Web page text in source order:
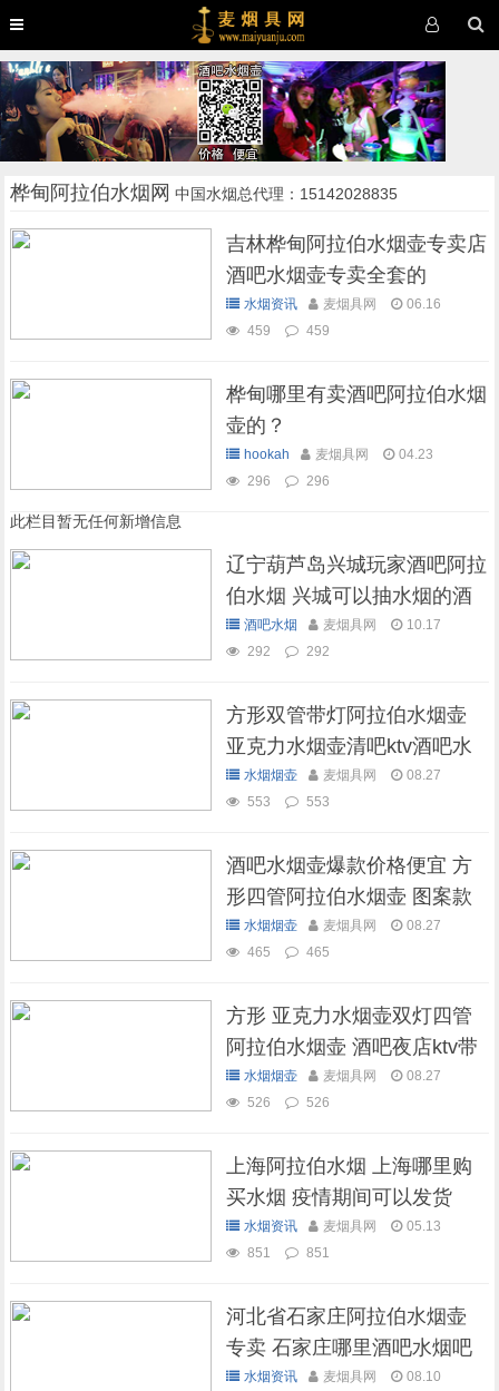
桦甸阿拉伯水烟网 中国水烟总代理：15142028835
吉林桦甸阿拉伯水烟壶专卖店
酒吧水烟壶专卖全套的
水烟资讯 麦烟具网
06.16
459
459
桦甸哪里有卖酒吧阿拉伯水烟
壶的？
hookah 麦烟具网
04.23
296
296
此栏目暂无任何新增信息
辽宁葫芦岛兴城玩家酒吧阿拉
伯水烟 兴城可以抽水烟的酒
吧酒吧水烟 麦烟具网
10.17
292
292
方形双管带灯阿拉伯水烟壶
亚克力水烟壶清吧ktv酒吧水
烟壶水烟烟壶 麦烟具网
08.27
553
553
酒吧水烟壶爆款价格便宜 方
形四管阿拉伯水烟壶 图案款
水烟烟壶 麦烟具网
08.27
465
465
方形 亚克力水烟壶双灯四管
阿拉伯水烟壶 酒吧夜店ktv带
灯水烟壶
水烟烟壶 麦烟具网
08.27
526
526
上海阿拉伯水烟 上海哪里购
买水烟 疫情期间可以发货
吗？水烟资讯 麦烟具网
05.13
851
851
河北省石家庄阿拉伯水烟壶
专卖 石家庄哪里酒吧水烟吧
可以抽水烟
水烟资讯 麦烟具网
08.10